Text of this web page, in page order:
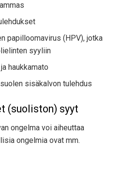
papilloomavirus (HPV), jotka
syyliin
haukkamato
sisäkalvon tulehdus
(suoliston) syyt
ongelma voi aiheuttaa
ongelmia ovat mm.